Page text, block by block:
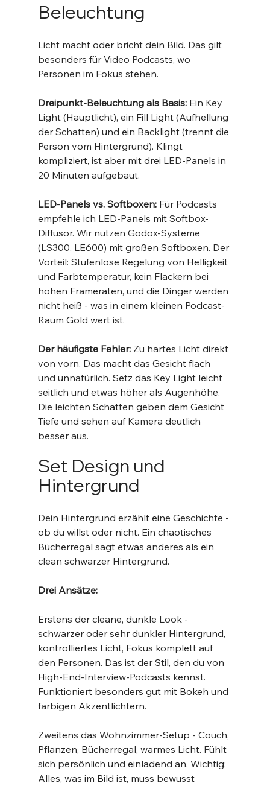
Beleuchtung
Licht macht oder bricht dein Bild. Das gilt
besonders für Video Podcasts, wo
Personen im Fokus stehen.
Dreipunkt-Beleuchtung als Basis: Ein Key
Light (Hauptlicht), ein Fill Light (Aufhellung
der Schatten) und ein Backlight (trennt die
Person vom Hintergrund). Klingt
kompliziert, ist aber mit drei LED-Panels in
20 Minuten aufgebaut.
LED-Panels vs. Softboxen: Für Podcasts
empfehle ich LED-Panels mit Softbox-
Diffusor. Wir nutzen Godox-Systeme
(LS300, LE600) mit großen Softboxen. Der
Vorteil: Stufenlose Regelung von Helligkeit
und Farbtemperatur, kein Flackern bei
hohen Frameraten, und die Dinger werden
nicht heiß - was in einem kleinen Podcast-
Raum Gold wert ist.
Der häufigste Fehler: Zu hartes Licht direkt
von vorn. Das macht das Gesicht flach
und unnatürlich. Setz das Key Light leicht
seitlich und etwas höher als Augenhöhe.
Die leichten Schatten geben dem Gesicht
Tiefe und sehen auf Kamera deutlich
besser aus.
Set Design und
Hintergrund
Dein Hintergrund erzählt eine Geschichte -
ob du willst oder nicht. Ein chaotisches
Bücherregal sagt etwas anderes als ein
clean schwarzer Hintergrund.
Drei Ansätze:
Erstens der cleane, dunkle Look -
schwarzer oder sehr dunkler Hintergrund,
kontrolliertes Licht, Fokus komplett auf
den Personen. Das ist der Stil, den du von
High-End-Interview-Podcasts kennst.
Funktioniert besonders gut mit Bokeh und
farbigen Akzentlichtern.
Zweitens das Wohnzimmer-Setup - Couch,
Pflanzen, Bücherregal, warmes Licht. Fühlt
sich persönlich und einladend an. Wichtig:
Alles, was im Bild ist, muss bewusst